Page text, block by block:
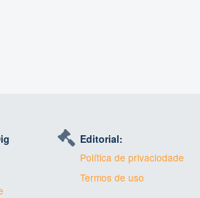
Editorial:
Política de privaciodade
Termos de uso